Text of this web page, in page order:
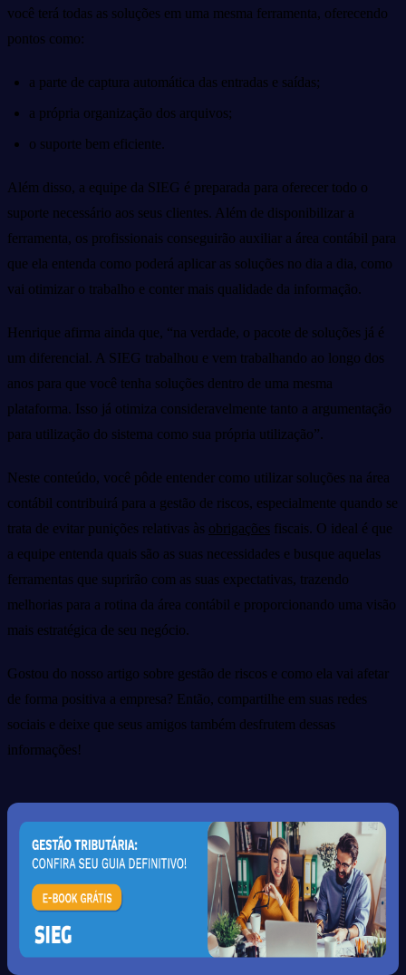
você terá todas as soluções em uma mesma ferramenta, oferecendo
pontos como:
a parte de captura automática das entradas e saídas;
a própria organização dos arquivos;
o suporte bem eficiente.
Além disso, a equipe da SIEG é preparada para oferecer todo o
suporte necessário aos seus clientes. Além de disponibilizar a
ferramenta, os profissionais conseguirão auxiliar a área contábil para
que ela entenda como poderá aplicar as soluções no dia a dia, como
vai otimizar o trabalho e conter mais qualidade da informação.
Henrique afirma ainda que, “na verdade, o pacote de soluções já é
um diferencial. A SIEG trabalhou e vem trabalhando ao longo dos
anos para que você tenha soluções dentro de uma mesma
plataforma. Isso já otimiza consideravelmente tanto a argumentação
para utilização do sistema como sua própria utilização”.
Neste conteúdo, você pôde entender como utilizar soluções na área
contábil contribuirá para a gestão de riscos, especialmente quando se
trata de evitar punições relativas às obrigações fiscais. O ideal é que
a equipe entenda quais são as suas necessidades e busque aquelas
ferramentas que suprirão com as suas expectativas, trazendo
melhorias para a rotina da área contábil e proporcionando uma visão
mais estratégica de seu negócio.
Gostou do nosso artigo sobre gestão de riscos e como ela vai afetar
de forma positiva a empresa? Então, compartilhe em suas redes
sociais e deixe que seus amigos também desfrutem dessas
informações!